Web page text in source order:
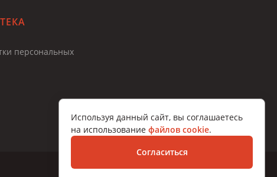
персональных
Разработка сайта – Вангер.рф
Используя данный сайт, вы соглашаетесь
на использование файлов cookie.
Согласиться